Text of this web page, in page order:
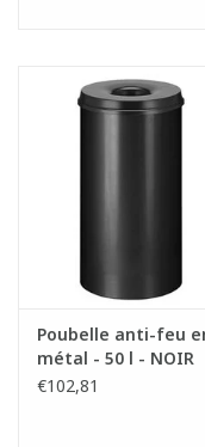
Poubelle anti-feu
métal - 50 l - NOIR
€102,81